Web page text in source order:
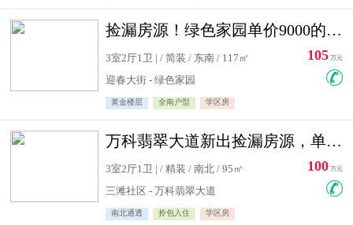
捡漏房源！绿色家园单价9000的大三居，实验小学永明双学区
3室2厅1卫 | / 简装 / 东南 / 117㎡
迎春大街 - 绿色家园
黄金楼层 全南户型 学区房
105 万元
万科翡翠大道新出捡漏房源，单价10500精装修
3室2厅1卫 | / 精装 / 南北 / 95㎡
三滩社区 - 万科翡翠大道
南北通透 拎包入住 学区房
100 万元